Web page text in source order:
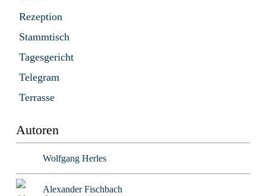
Rezeption
Stammtisch
Tagesgericht
Telegram
Terrasse
Autoren
Wolfgang Herles
Alexander Fischbach